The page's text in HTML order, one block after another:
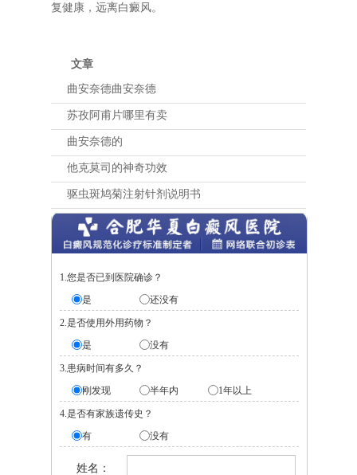
复健康，远离白癜风。
文章
曲安奈德曲安奈德
苏孜阿甫片哪里有卖
曲安奈德的
他克莫司的神奇功效
驱虫斑鸠菊注射针剂说明书
1.您是否已到医院确诊？
是
还没有
2.是否使用外用药物？
是
没有
3.患病时间有多久？
刚发现
半年内 1年以上
4.是否有家族遗传史？
有
没有
姓名：